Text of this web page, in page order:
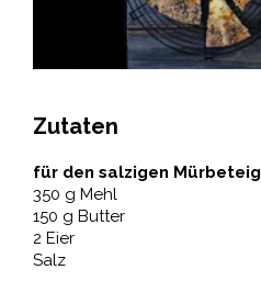
Zutaten
für den salzigen Mürbeteig
350 g Mehl
150 g Butter
2 Eier
Salz